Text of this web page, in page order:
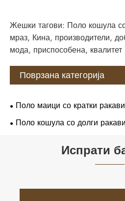
Жешки тагови: Поло кошула
мраз, Кина, производители,
мода, приспособена, квалитет
Поврзана категорија
Поло маици со кратки ракави
Поло кошула со долги ракави
Испрати